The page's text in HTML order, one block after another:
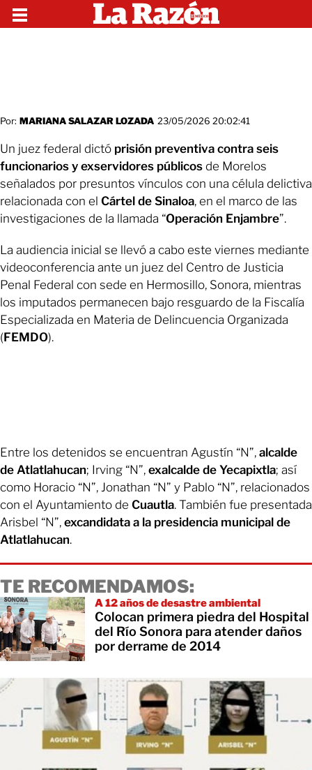
Por: MARIANA SALAZAR LOZADA 23/05/2026 20:02:41
Un juez federal dictó prisión preventiva contra seis
funcionarios y exservidores públicos de Morelos
señalados por presuntos vínculos con una célula delictiva
relacionada con el Cártel de Sinaloa, en el marco de las
investigaciones de la llamada “Operación Enjambre”.
La audiencia inicial se llevó a cabo este viernes mediante
videoconferencia ante un juez del Centro de Justicia
Penal Federal con sede en Hermosillo, Sonora, mientras
los imputados permanecen bajo resguardo de la Fiscalía
Especializada en Materia de Delincuencia Organizada
(FEMDO).
Entre los detenidos se encuentran Agustín “N”, alcalde
de Atlatlahucan; Irving “N”, exalcalde de Yecapixtla; así
como Horacio “N”, Jonathan “N” y Pablo “N”, relacionados
con el Ayuntamiento de Cuautla. También fue presentada
Arisbel “N”, excandidata a la presidencia municipal de
Atlatlahucan.
TE RECOMENDAMOS:
A 12 años de desastre ambiental
Colocan primera piedra del Hospital
del Río Sonora para atender daños
por derrame de 2014